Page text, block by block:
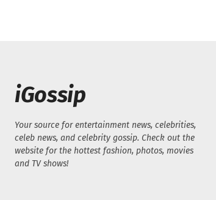
iGossip
Your source for entertainment news, celebrities,
celeb news, and celebrity gossip. Check out the
website for the hottest fashion, photos, movies
and TV shows!